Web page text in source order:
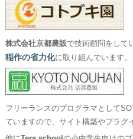
株式会社京都農販で技術顧問をして
稲作の省力化に取り組んでいます。
フリーランスのプログラマとして
ていますので、サイト構築やプラグ